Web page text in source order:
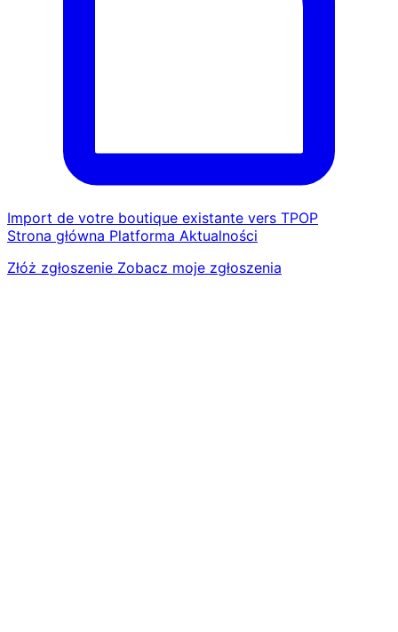
Import de votre boutique existante vers TPOP
Strona główna Platforma Aktualności
Złóż zgłoszenie Zobacz moje zgłoszenia